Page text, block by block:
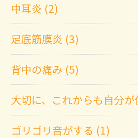
中耳炎 (2)
足底筋膜炎 (3)
背中の痛み (5)
大切に、これからも自分
ゴリゴリ音がする (1)